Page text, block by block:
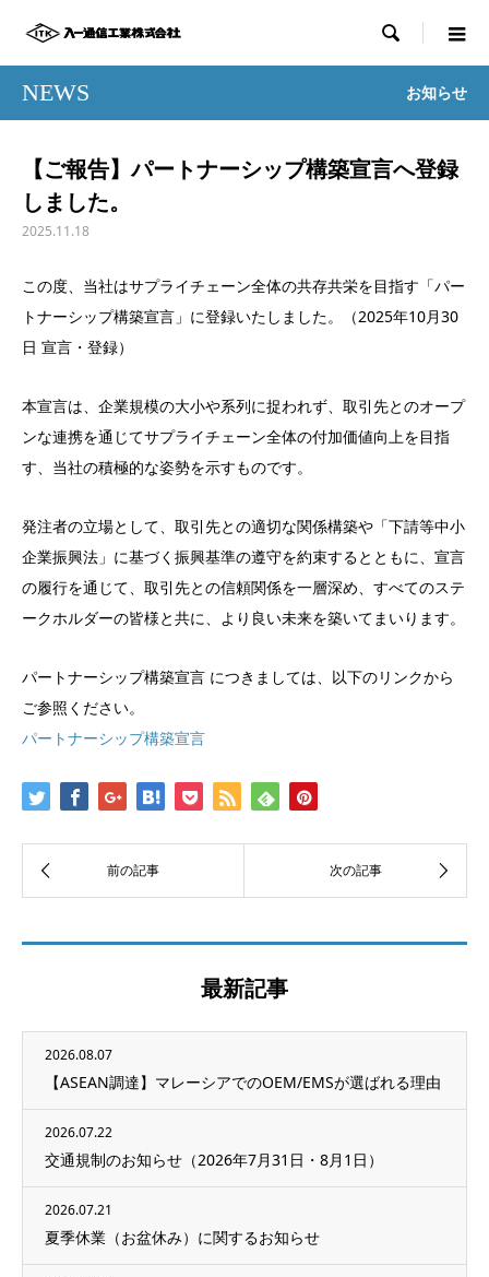

NEWS お知らせ
【ご報告】パートナーシップ構築宣言へ登録
しました。
2025.11.18
この度、当社はサプライチェーン全体の共存共栄を目指す「パー
トナーシップ構築宣言」に登録いたしました。（2025年10月30
日 宣言・登録）
本宣言は、企業規模の大小や系列に捉われず、取引先とのオープ
ンな連携を通じてサプライチェーン全体の付加価値向上を目指
す、当社の積極的な姿勢を示すものです。
発注者の立場として、取引先との適切な関係構築や「下請等中小
企業振興法」に基づく振興基準の遵守を約束するとともに、宣言
の履行を通じて、取引先との信頼関係を一層深め、すべてのステ
ークホルダーの皆様と共に、より良い未来を築いてまいります。
パートナーシップ構築宣言 につきましては、以下のリンクから
ご参照ください。
パートナーシップ構築宣言
最新記事
2026.08.07
【ASEAN調達】マレーシアでのOEM/EMSが選ばれる理由
2026.07.22
交通規制のお知らせ（2026年7月31日・8月1日）
2026.07.21
夏季休業（お盆休み）に関するお知らせ